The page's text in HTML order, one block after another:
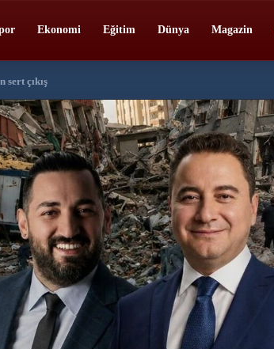
Ekonomi Eğitim Dünya Magazin
sert çıkış